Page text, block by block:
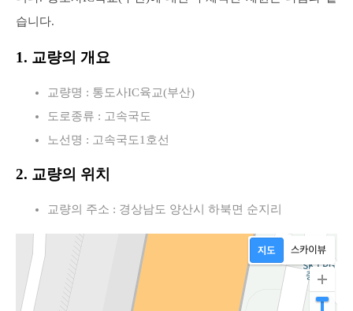
습니다.
1. 교량의 개요
교량명 : 통도사IC육교(부산)
도로종류 : 고속국도
노선명 : 고속국도1호선
2. 교량의 위치
교량의 주소 : 경상남도 양산시 하북면 순지리